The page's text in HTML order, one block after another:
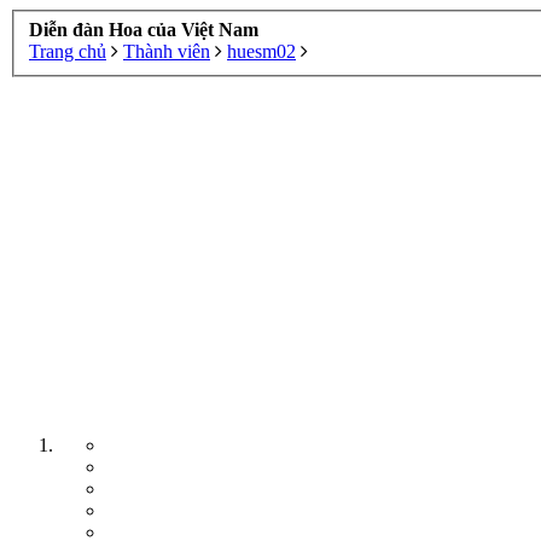
Diễn đàn Hoa của Việt Nam
Trang chủ
Thành viên huesm02